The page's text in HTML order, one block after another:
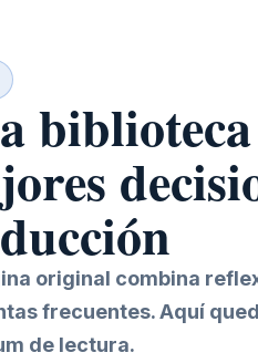
original combina
frecuentes. Aquí
de lectura.